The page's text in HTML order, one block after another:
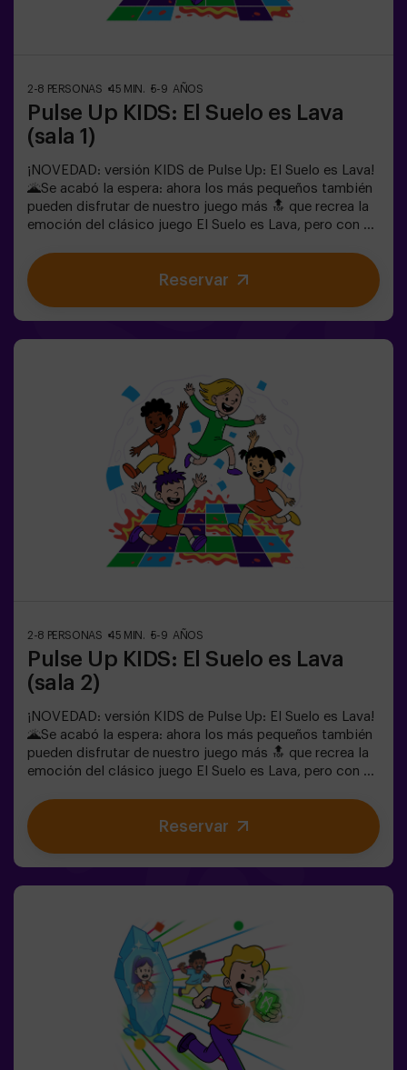
Divide tu grupo de 6 a 12 personas en dos equipos,
cada uno compitiendo para conseguir la mayor
buildingImportante: Todos los menores de 15 años
deben ir acompañados de un adulto, que cuenta como
jugador.
2-8 PERSONAS 45 MIN. 5-9 AÑOS
Pulse Up KIDS: El Suelo es Lava
(sala 1)
¡NOVEDAD: versión KIDS de Pulse Up: El Suelo es Lava!
🌋Se acabó la espera: ahora los más pequeños también
pueden disfrutar de nuestro juego más 🔝 que recrea la
emoción del clásico juego El Suelo es Lava, pero con un
dinámicos y coloridos que estimulan el cuerpo y la
mente🎉 Ideal para fiestas infantiles y
cumpleaños emocionantes🎁 Recuerdos inolvidables y
seguir jugando.👧👦 Para niños de 5 a 9 años. Si tienen
10 años o más, ¡la versión clásica de Pulse Up: El Suelo
es Lava es perfecta para ellos!Los niños deberán
colaborar, pensar rápido y moverse aún más rápido para
superar todos los retos. ¡Verán su progreso en tiempo
real en pantalla y celebrarán cada victoria como un
verdadero logro! 🏆Diversión activa, segura y original
para fiestas infantiles, salidas en familia o simplemente
para liberar energía de la forma más divertida.✅ Ideal
para niños | familias | fiestas infantilesImportante: los
niños deben ir acompañados de un adulto, que cuenta
Reservar
2-8 PERSONAS 45 MIN. 5-9 AÑOS
Pulse Up KIDS: El Suelo es Lava
(sala 2)
¡NOVEDAD: versión KIDS de Pulse Up: El Suelo es Lava!
🌋Se acabó la espera: ahora los más pequeños también
pueden disfrutar de nuestro juego más 🔝 que recrea la
emoción del clásico juego El Suelo es Lava, pero con un
dinámicos y coloridos que estimulan el cuerpo y la
mente🎉 Ideal para fiestas infantiles y
cumpleaños emocionantes🎁 Recuerdos inolvidables y
seguir jugando.👧👦 Para niños de 5 a 9 años. Si tienen
10 años o más, ¡la versión clásica de Pulse Up: El Suelo
es Lava es perfecta para ellos!Los niños deberán
colaborar, pensar rápido y moverse aún más rápido para
superar todos los retos. ¡Verán su progreso en tiempo
real en pantalla y celebrarán cada victoria como un
verdadero logro! 🏆Diversión
activa, segura y original para fiestas infantiles, salidas
Reservar